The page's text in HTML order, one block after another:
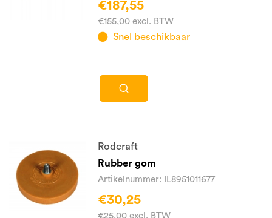
€187,55
€155,00 excl. BTW
Snel beschikbaar
Rodcraft
Rubber gom
Artikelnummer: IL8951011677
€30,25
€25,00 excl. BTW